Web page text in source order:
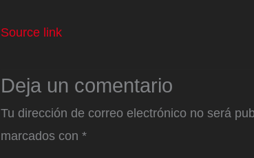
Source link
Deja un comentario
Tu dirección de correo electrónico no será
marcados con *